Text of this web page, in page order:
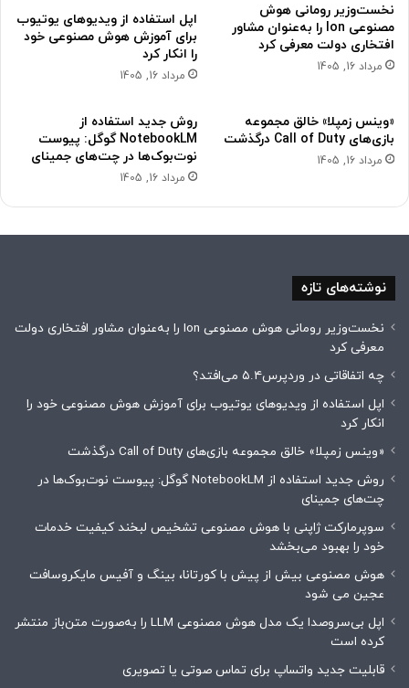
نخست‌وزیر رومانی هوش
مصنوعی Ion را به‌عنوان مشاور
افتخاری دولت معرفی کرد
مرداد 16, 1405
اپل استفاده از ویدیوهای یوتیوب
برای آموزش هوش مصنوعی خود
را انکار کرد
مرداد 16, 1405
«وینس زمپلا» خالق مجموعه
بازی‌های Call of Duty درگذشت
مرداد 16, 1405
روش جدید استفاده از
NotebookLM گوگل: پیوست
نوت‌بوک‌ها در چت‌های جمینای
مرداد 16, 1405
نوشته‌های تازه
نخست‌وزیر رومانی هوش مصنوعی Ion را به‌عنوان مشاور افتخاری دولت
معرفی کرد
چه اتفاقاتی در وردپرس۵.۴ می‌افتد؟
اپل استفاده از ویدیوهای یوتیوب برای آموزش هوش مصنوعی خود را
انکار کرد
«وینس زمپلا» خالق مجموعه بازی‌های Call of Duty درگذشت
روش جدید استفاده از NotebookLM گوگل: پیوست نوت‌بوک‌ها در
چت‌های جمینای
سوپرمارکت ژاپنی با هوش مصنوعی تشخیص لبخند کیفیت خدمات
خود را بهبود می‌بخشد
هوش مصنوعی بیش از پیش با کورتانا، بینگ و آفیس مایکروسافت
عجین می شود
اپل بی‌سروصدا یک مدل هوش مصنوعی LLM را به‌صورت متن‌باز منتشر
کرده است
قابلیت جدید واتساپ برای تماس صوتی یا تصویری